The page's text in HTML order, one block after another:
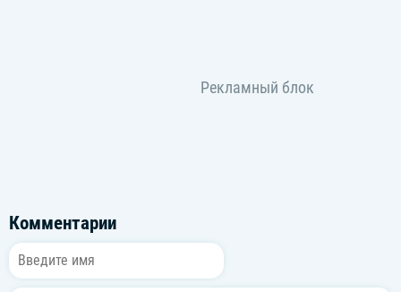
Комментарии